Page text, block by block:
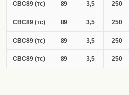
СВС89 (тс) 89 3,5 250
СВС89 (тс) 89 3,5 250
СВС89 (тс) 89 3,5 250
СВС89 (тс) 89 3,5 250